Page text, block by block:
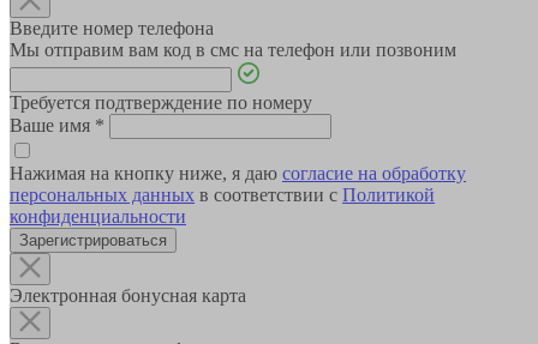
Введите номер телефона
Мы отправим вам код в смс на телефон или позвоним
Требуется подтверждение по номеру
Ваше имя *
Нажимая на кнопку ниже, я даю согласие на обработку
персональных данных в соответствии с Политикой
конфиденциальности
Зарегистрироваться
Электронная бонусная карта